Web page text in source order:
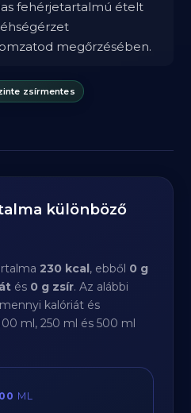
fehérjetartalmú ételt
megőrzésében.
zsírmentes
különböző
230 kcal, ebből 0 g
és 0 g zsír. Az alábbi
kalóriát és
ml, 250 ml és 500 ml
ML